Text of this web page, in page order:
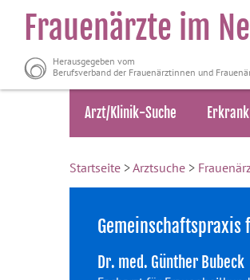
Frauenärzte im
Herausgegeben vom
Berufsverband der Frauenärztinnen und
Arzt/Klinik-Suche
Startseite >Arztsuche >
Gemeinschaftspraxis
Dr. med. Günther Bubeck